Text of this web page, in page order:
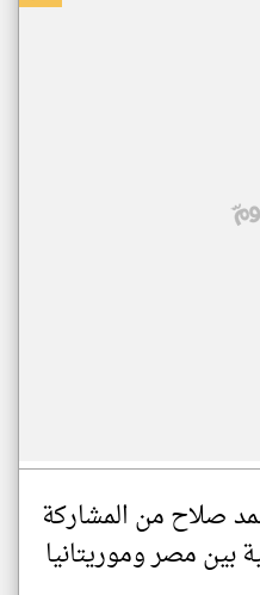
صلاح من المشاركة
بين مصر وموريتانيا